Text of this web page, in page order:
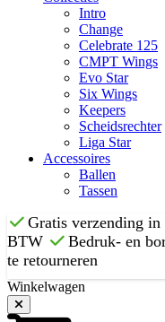
Intro
Change
Celebrate 125
CMPT Wings
Evo Star
Six Wings
Keepers
Scheidsrechter
Liga Star
Accessoires
Ballen
Tassen
Gratis verzending
BTW
Bedruk- en
te retourneren
Winkelwagen